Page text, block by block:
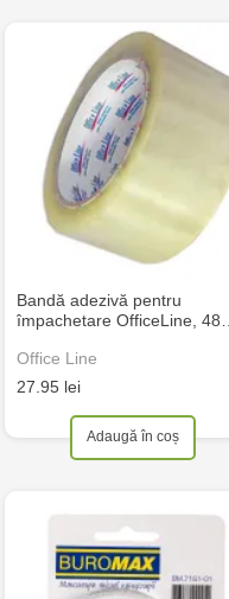
Bandă adezivă pentru
împachetare OfficeLine, 48…
Office Line
27.95 lei
Adaugă în coș